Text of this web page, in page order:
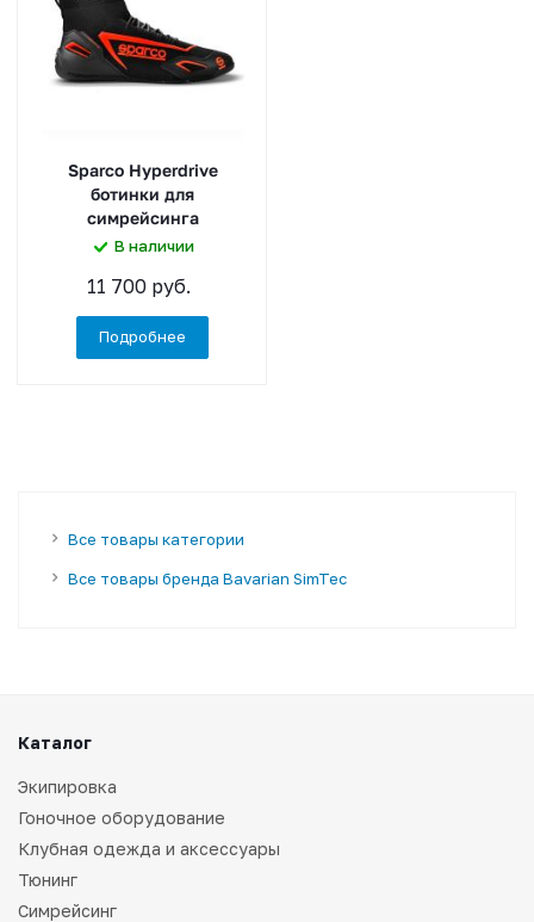
Sparco Hyperdrive
ботинки для
симрейсинга
В наличии
11 700 руб.
Подробнее
Все товары категории
Все товары бренда Bavarian SimTec
Каталог
Экипировка
Гоночное оборудование
Клубная одежда и аксессуары
Тюнинг
Симрейсинг